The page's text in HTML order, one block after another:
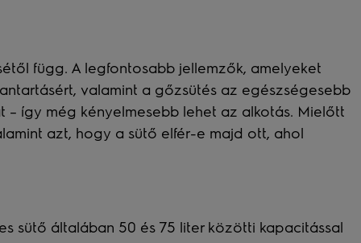
függ. A legfontosabb jellemzők, amelyeket
valamint a gőzsütés az egészségesebb
így még kényelmesebb lehet az alkotás. Mielőtt
azt, hogy a sütő elfér-e majd ott, ahol
sütő általában 50 és 75 liter közötti kapacitással